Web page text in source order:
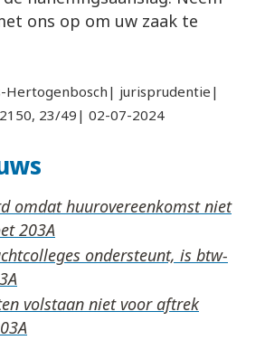
ons op om uw zaak te
Hertogenbosch| jurisprudentie|
23/49| 02-07-2024
omdat huurovereenkomst niet
ondersteunt, is btw-
volstaan niet voor aftrek